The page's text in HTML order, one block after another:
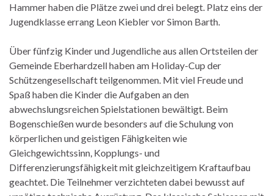
Hammer haben die Plätze zwei und drei belegt. Platz eins der
Jugendklasse errang Leon Kiebler vor Simon Barth.
Über fünfzig Kinder und Jugendliche aus allen Ortsteilen der
Gemeinde Eberhardzell haben am Holiday-Cup der
Schützengesellschaft teilgenommen. Mit viel Freude und
Spaß haben die Kinder die Aufgaben an den
abwechslungsreichen Spielstationen bewältigt. Beim
Bogenschießen wurde besonders auf die Schulung von
körperlichen und geistigen Fähigkeiten wie
Gleichgewichtssinn, Kopplungs- und
Differenzierungsfähigkeit mit gleichzeitigem Kraftaufbau
geachtet. Die Teilnehmer verzichteten dabei bewusst auf